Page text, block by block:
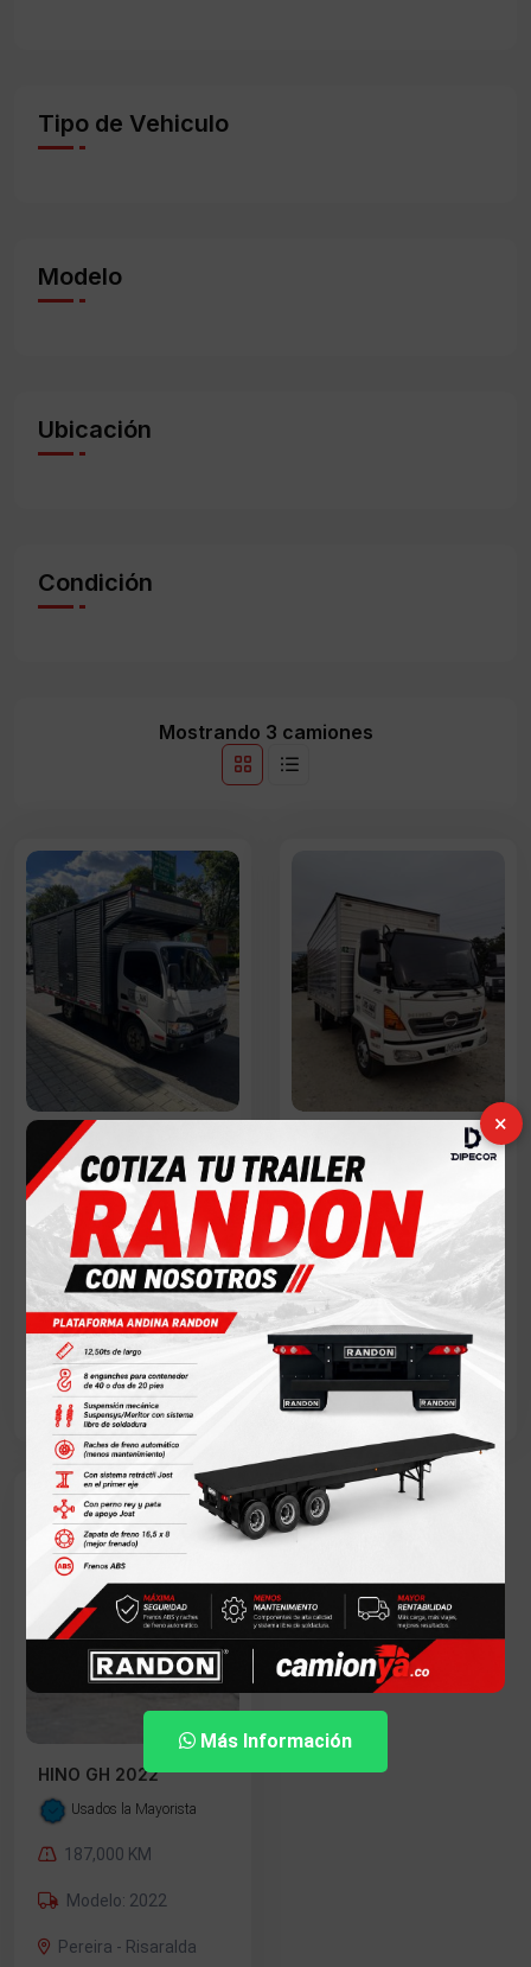
×
Más Información
Tipo de Vehiculo
Modelo
Ubicación
Condición
Mostrando 3 camiones
Usados la Mayorista
126,000 KM
Modelo: 2021
Medellín - Antioquia
$125,000,000
HINO FC 500 FURGÓN
Usados la Mayorista
165,000 KM
Modelo: 2022
La Estrella - Antioquia
$248,000,000
HINO GH 2022
Usados la Mayorista
187,000 KM
Modelo: 2022
Pereira - Risaralda